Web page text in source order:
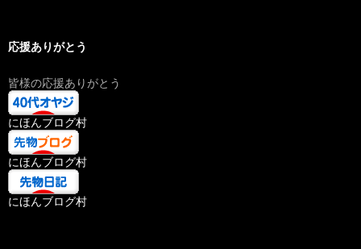
応援ありがとう
皆様の応援ありがとう
にほんブログ村
にほんブログ村
にほんブログ村